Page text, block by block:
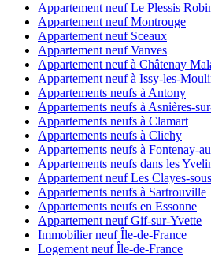
Appartement neuf Le Plessis
Appartement neuf Montrouge
Appartement neuf Sceaux
Appartement neuf Vanves
Appartement neuf à Châtenay
Appartement neuf à Issy-les-
Appartements neufs à Antony
Appartements neufs à Asnières-
Appartements neufs à Clamart
Appartements neufs à Clichy
Appartements neufs à Fontenay-
Appartements neufs dans les
Appartement neuf Les Clayes-
Appartements neufs à Sartrouville
Appartements neufs en Essonne
Appartement neuf Gif-sur-Yvette
Immobilier neuf Île-de-France
Logement neuf Île-de-France